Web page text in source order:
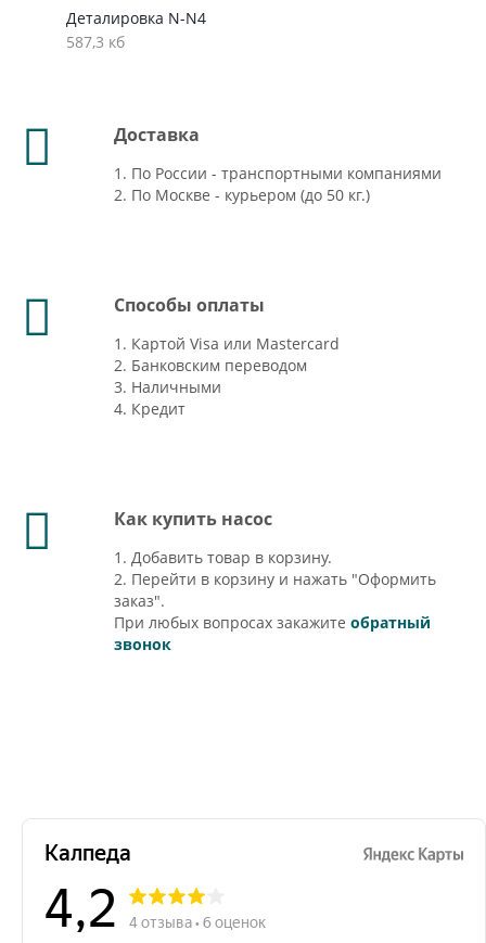
Деталировка N-N4
587,3 кб
Доставка
1. По России - транспортными компаниями
2. По Москве - курьером (до 50 кг.)
Способы оплаты
1. Картой Visa или Mastercard
2. Банковским переводом
3. Наличными
4. Кредит
Как купить насос
1. Добавить товар в корзину.
2. Перейти в корзину и нажать "Оформить
заказ".
При любых вопросах закажите обратный
звонок